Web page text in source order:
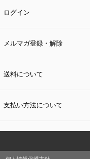
ログイン
メルマガ登録・解除
送料について
支払い方法について